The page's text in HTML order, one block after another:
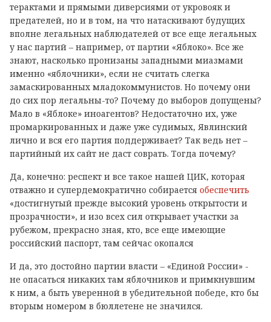
терактами и прямыми диверсиями от укровояк и
предателей, но и в том, на что натаскивают будущих
вполне легальных наблюдателей от все еще легальных
у нас партий – например, от партии «Яблоко». Все же
знают, насколько пронизаны западными миазмами
именно «яблочники», если не считать слегка
замаскированных младокоммунистов. Но почему они
до сих пор легальны-то? Почему до выборов допущены?
Мало в «Яблоке» иноагентов? Недостаточно их, уже
промаркированных и даже уже судимых, Явлинский
лично и вся его партия поддерживает? Так ведь нет –
партийный их сайт не даст соврать. Тогда почему?
Да, конечно: респект и все такое нашей ЦИК, которая
отважно и супердемократично собирается обеспечить
«достигнутый прежде высокий уровень открытости и
прозрачности», и изо всех сил открывает участки за
рубежом, прекрасно зная, кто, все еще имеющие
российский паспорт, там сейчас окопался
И да, это достойно партии власти – «Единой России» -
не опасаться никаких там яблочников и примкнувшим
к ним, а быть уверенной в убедительной победе, кто бы
вторым номером в бюллетене не значился.